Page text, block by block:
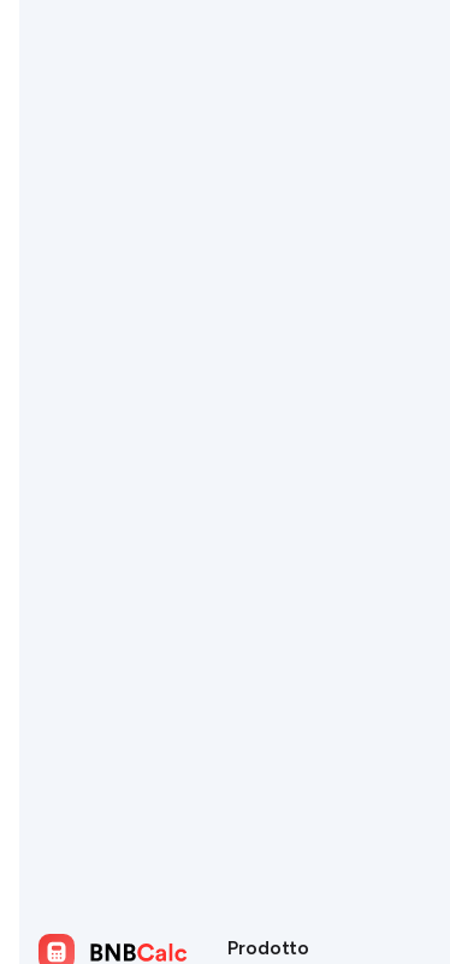
Prodotto